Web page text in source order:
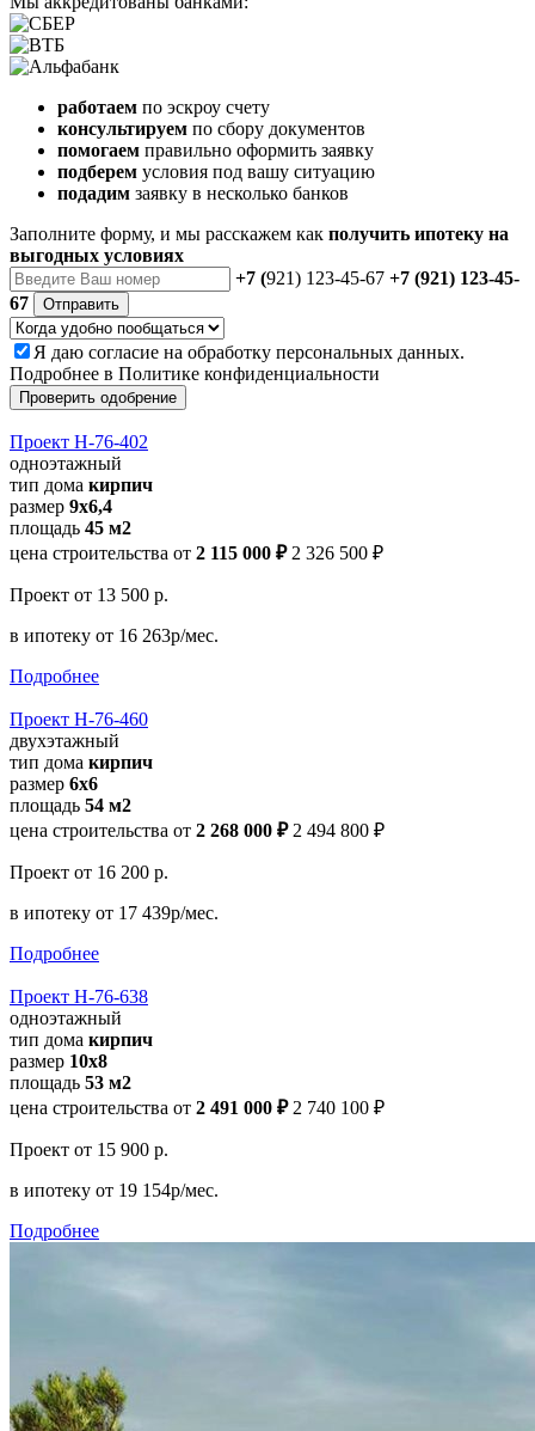
работаем по эскроу счету
консультируем по сбору документов
помогаем правильно оформить заявку
подберем условия под вашу ситуацию
подадим заявку в несколько банков
Заполните форму, и мы расскажем как получить ипотеку на
выгодных условиях
+7 (921) 123-45-67 +7 (921) 123-45-
67
Отправить
Я даю согласие на обработку персональных данных.
Подробнее в Политике конфиденциальности
Проверить одобрение
Проект Н-76-402
одноэтажный
тип дома кирпич
размер 9х6,4
площадь 45 м2
цена строительства от 2 115 000 ₽ 2 326 500 ₽
Проект от 13 500 р.
в ипотеку от 16 263р/мес.
Подробнее
Проект Н-76-460
двухэтажный
тип дома кирпич
размер 6х6
площадь 54 м2
цена строительства от 2 268 000 ₽ 2 494 800 ₽
Проект от 16 200 р.
в ипотеку от 17 439р/мес.
Подробнее
Проект Н-76-638
одноэтажный
тип дома кирпич
размер 10x8
площадь 53 м2
цена строительства от 2 491 000 ₽ 2 740 100 ₽
Проект от 15 900 р.
в ипотеку от 19 154р/мес.
Подробнее